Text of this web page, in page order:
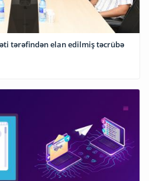
tərəfindən elan edilmiş təcrübə